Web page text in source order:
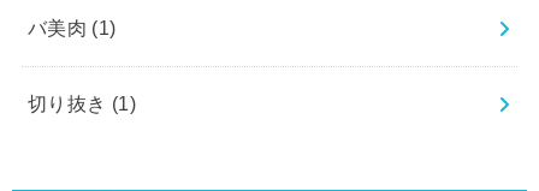
バ美肉 (1)
切り抜き (1)